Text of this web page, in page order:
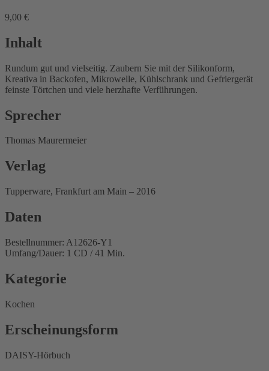
9,00 €
Inhalt
Rundum gut und vielseitig. Zaubern Sie mit der Silikonform,
Kreativa in Backofen, Mikrowelle, Kühlschrank und Gefriergerät
feinste Törtchen und viele herzhafte Verführungen.
Sprecher
Thomas Maurermeier
Verlag
Tupperware, Frankfurt am Main – 2016
Daten
Bestellnummer: A12626-Y1
Umfang/Dauer: 1 CD / 41 Min.
Kategorie
Kochen
Erscheinungsform
DAISY-Hörbuch